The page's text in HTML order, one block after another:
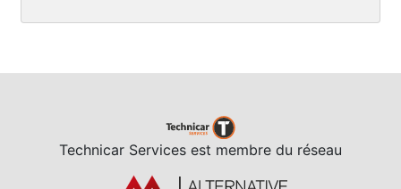
Technicar Services est membre du réseau